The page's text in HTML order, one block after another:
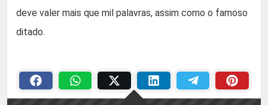
deve valer mais que mil palavras, assim como o famoso
ditado.